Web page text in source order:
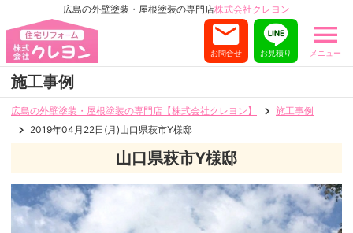
広島の外壁塗装・屋根塗装の専門店株式会社クレヨン
メニュー
お見積り
お問合せ
施工事例
広島の外壁塗装・屋根塗装の専門店【株式会社クレヨン】
施工事例
2019年04月22日(月)山口県萩市Y様邸
山口県萩市Y様邸